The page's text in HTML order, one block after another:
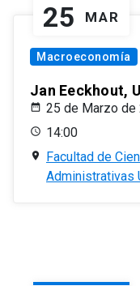
25 MAR
Macroeconomía
Jan Eeckhout,
25 de Marzo de
14:00
Facultad de
Administrativas